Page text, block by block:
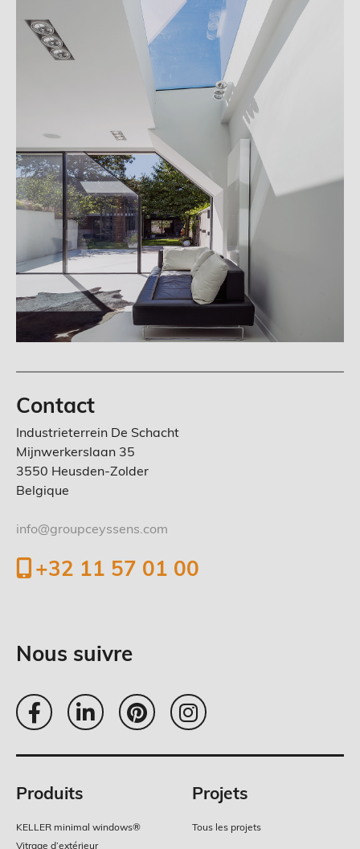
Contact
Industrieterrein De Schacht
Mijnwerkerslaan 35
3550 Heusden-Zolder
Belgique
info@groupceyssens.com
+32 11 57 01 00
Nous suivre
Pied
Produits
KELLER minimal windows®
Vitrage d’extérieur
Projets
Tous les projets